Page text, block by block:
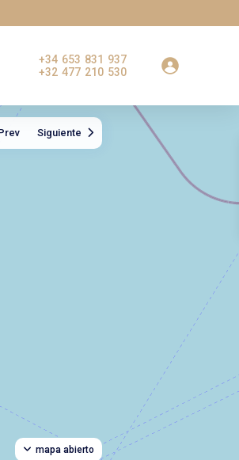
+34 653 831 937
+32 477 210 530
mapa abierto
Siguiente